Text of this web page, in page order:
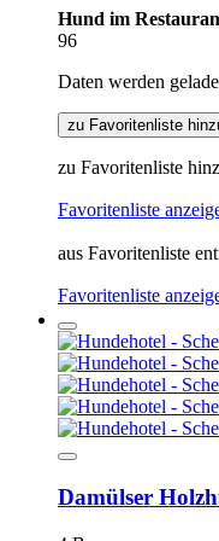
Hund im
96
Daten werden
zu Favoritenliste
zu Favoritenliste
Favoritenliste
aus Favoritenliste
Favoritenliste
Damülser